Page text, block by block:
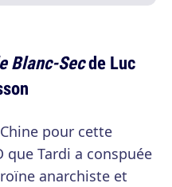
Blanc-Secde Luc
pour cette
Tardi a conspuée
anarchiste et